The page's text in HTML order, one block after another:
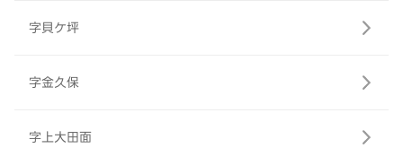
字貝ケ坪
字金久保
字上大田面